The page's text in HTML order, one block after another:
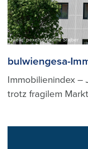
Quelle: pexels, Vladimir Srajber
bulwiengesa-
Immobilienindex –
trotz fragilem